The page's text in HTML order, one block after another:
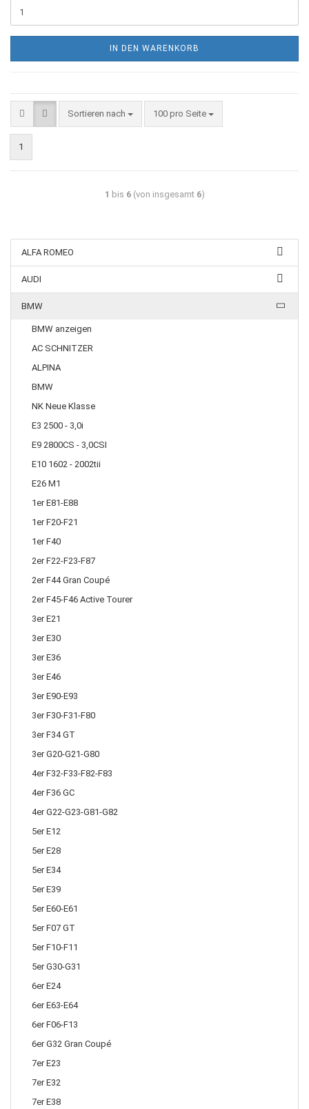
IN DEN WARENKORB
Sortieren nach 100 pro Seite
1
1 bis 6(von insgesamt 6)
ALFA ROMEO
AUDI
BMW
BMW anzeigen
AC SCHNITZER
ALPINA
BMW
NK Neue Klasse
E3 2500 - 3,0i
E9 2800CS - 3,0CSI
E10 1602 - 2002tii
E26 M1
1er E81-E88
1er F20-F21
1er F40
2er F22-F23-F87
2er F44 Gran Coupé
2er F45-F46 Active Tourer
3er E21
3er E30
3er E36
3er E46
3er E90-E93
3er F30-F31-F80
3er F34 GT
3er G20-G21-G80
4er F32-F33-F82-F83
4er F36 GC
4er G22-G23-G81-G82
5er E12
5er E28
5er E34
5er E39
5er E60-E61
5er F07 GT
5er F10-F11
5er G30-G31
6er E24
6er E63-E64
6er F06-F13
6er G32 Gran Coupé
7er E23
7er E32
7er E38